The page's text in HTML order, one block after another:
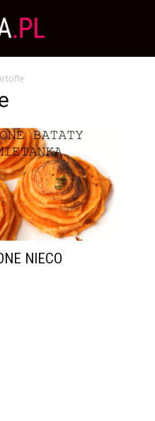
Odchudzanie
i
przepisy
NIECO